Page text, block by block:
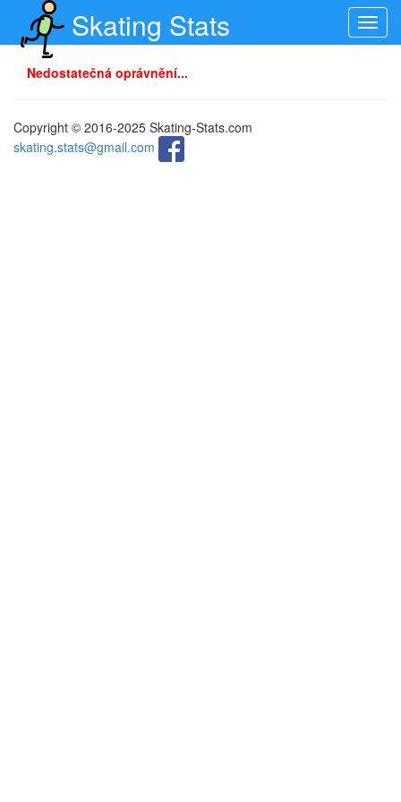
Skating Stats
Nedostatečná oprávnění...
Copyright © 2016-2025 Skating-Stats.com
skating.stats@gmail.com